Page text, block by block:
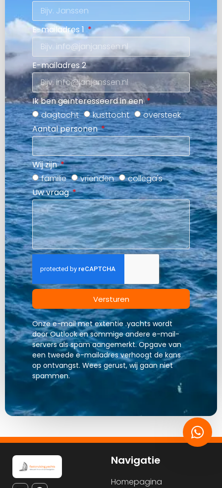
E-mailadres 1
E-mailadres 2
Ik ben geïnteresseerd in een
dagtocht
kusttocht
oversteek
Aantal personen
Wij zijn
familie
vrienden
collega's
Uw vraag
Versturen
Onze e-mail met extentie .yachts wordt
door Outlook en sommige andere e-mail-
servers als spam aangemerkt. Opgave van
een tweede e-mailadres verhoogt de kans
op ontvangst. Wees gerust, wij gaan niet
spammen.
Navigatie
Homepagina